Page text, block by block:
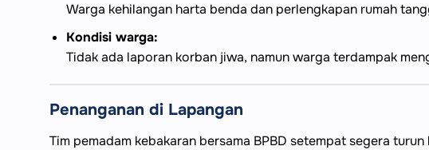
Warga kehilangan harta benda dan perlengkapan rumah
Kondisi warga:
Tidak ada laporan korban jiwa, namun warga terdampak
Penanganan di Lapangan
Tim pemadam kebakaran bersama BPBD setempat segera